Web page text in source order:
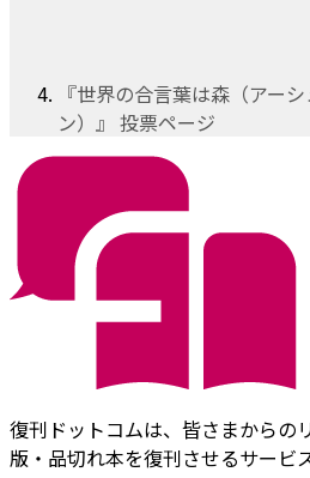
『世界の合言葉は森（アー
ン）』 投票ページ
復刊ドットコムは、皆さまからの
版・品切れ本を復刊させるサービス